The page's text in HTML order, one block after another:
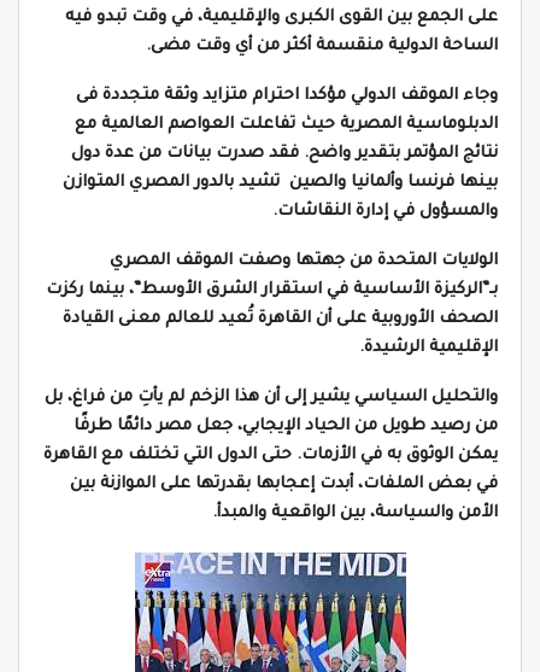
على الجمع بين القوى الكبرى والإقليمية، في وقت تبدو فيه
الساحة الدولية منقسمة أكثر من أي وقت مضى.
وجاء الموقف الدولي مؤكدا احترام متزايد وثقة متجددة فى
الدبلوماسية المصرية حيث تفاعلت العواصم العالمية مع
نتائج المؤتمر بتقدير واضح. فقد صدرت بيانات من عدة دول
بينها فرنسا وألمانيا والصين تشيد بالدور المصري المتوازن
والمسؤول في إدارة النقاشات.
الولايات المتحدة من جهتها وصفت الموقف المصري
بـ”الركيزة الأساسية في استقرار الشرق الأوسط”، بينما ركزت
الصحف الأوروبية على أن القاهرة تُعيد للعالم معنى القيادة
الإقليمية الرشيدة.
والتحليل السياسي يشير إلى أن هذا الزخم لم يأتِ من فراغ، بل
من رصيد طويل من الحياد الإيجابي، جعل مصر دائمًا طرفًا
يمكن الوثوق به في الأزمات. حتى الدول التي تختلف مع القاهرة
في بعض الملفات، أبدت إعجابها بقدرتها على الموازنة بين
الأمن والسياسة، بين الواقعية والمبدأ.